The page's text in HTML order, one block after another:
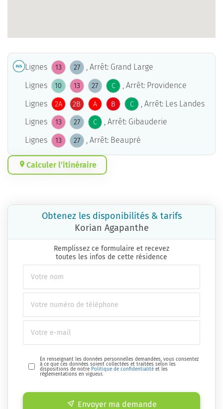
Lignes 13 27
, Arrêt: Grand Large
Lignes
10 13 27 C
, Arrêt: Providence
Lignes
2A 2B A B C
, Arrêt: Les Landes
Lignes
13 27 C
, Arrêt: Gibauderie
Lignes
13 27 , Arrêt: Beaupré
Calculer l’itinéraire
Obtenez les disponibilités & tarifs
Korian Agapanthe
Remplissez ce formulaire et recevez
toutes les infos de cette résidence
En renseignant les données personnelles demandées, vous consentez
à ce que ces données soient collectées et traitées selon les
dispositions de notre Politique de confidentialité et les
réglementations en vigueur.
Envoyer ma demande